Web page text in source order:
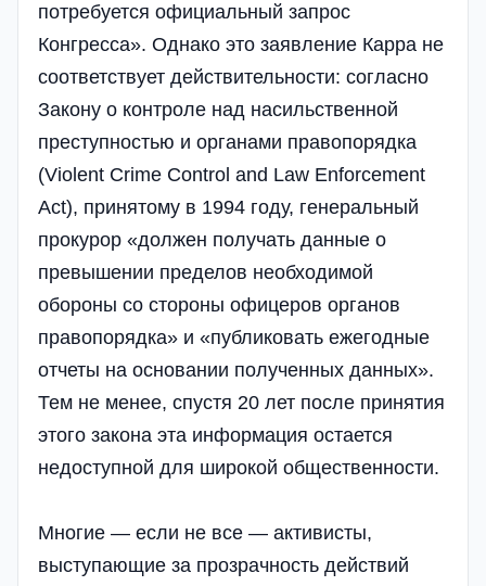
потребуется официальный запрос
Конгресса». Однако это заявление Карра не
соответствует действительности: согласно
Закону о контроле над насильственной
преступностью и органами правопорядка
(Violent Crime Control and Law Enforcement
Act), принятому в 1994 году, генеральный
прокурор «должен получать данные о
превышении пределов необходимой
обороны со стороны офицеров органов
правопорядка» и «публиковать ежегодные
отчеты на основании полученных данных».
Тем не менее, спустя 20 лет после принятия
этого закона эта информация остается
недоступной для широкой общественности.
Многие — если не все — активисты,
выступающие за прозрачность действий